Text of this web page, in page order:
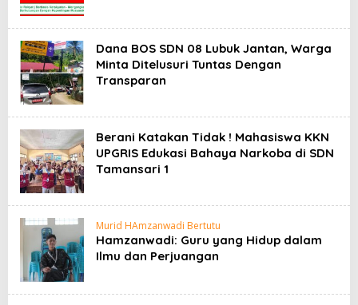
Dana BOS SDN 08 Lubuk Jantan, Warga
Minta Ditelusuri Tuntas Dengan
Transparan
Berani Katakan Tidak ! Mahasiswa KKN
UPGRIS Edukasi Bahaya Narkoba di SDN
Tamansari 1
Murid HAmzanwadi Bertutu
Hamzanwadi: Guru yang Hidup dalam
Ilmu dan Perjuangan